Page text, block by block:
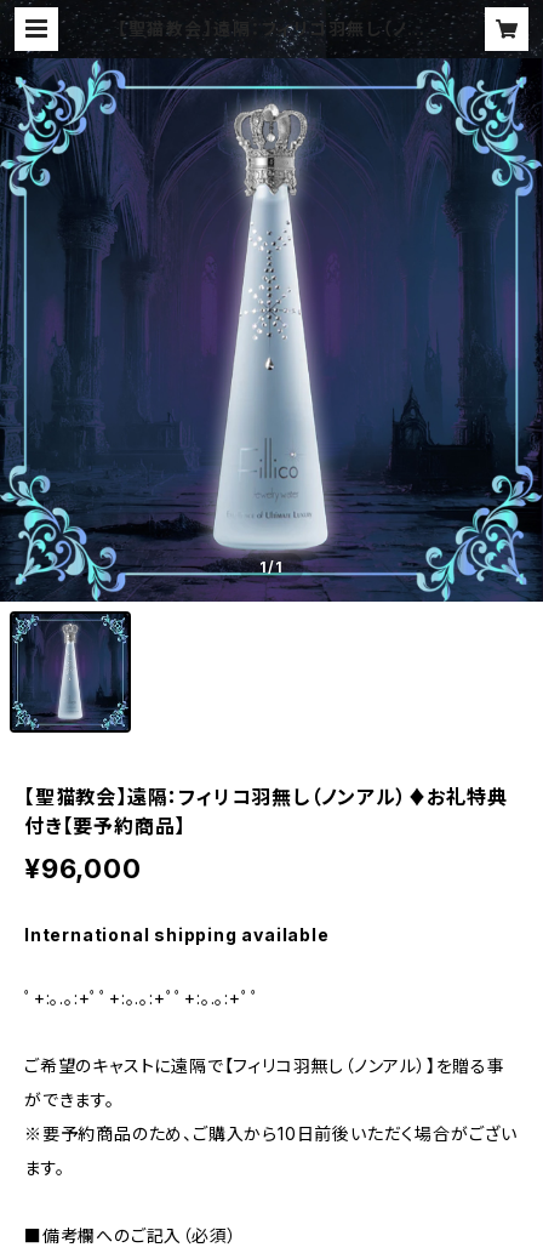
【聖猫教会】遠隔：フィリコ羽無し（ノン
アル）♦︎お礼特典付き【要予約商品】 |
Starry Group オンラインショップ
1/1
【聖猫教会】遠隔：フィリコ羽無し（ノンアル）♦︎お礼特典
付き【要予約商品】
¥96,000
International shipping available
ﾟ+:｡.｡:+ﾟﾟ+:｡.｡:+ﾟﾟ+:｡.｡:+ﾟﾟ
ご希望のキャストに遠隔で【フィリコ羽無し（ノンアル）】を贈る事
ができます。
※要予約商品のため、ご購入から10日前後いただく場合がござい
ます。
■備考欄へのご記入（必須）